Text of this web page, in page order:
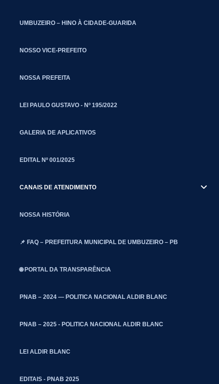
UMBUZEIRO – HINO À CIDADE-GUARIDA
NOSSO VICE-PREFEITO
NOSSA PREFEITA
LEI PAULO GUSTAVO - Nº 195/2022
GALERIA DE APLICATIVOS
EDITAL Nº 001/2025
CANAIS DE ATENDIMENTO
NOSSA HISTÓRIA
📌 FAQ – PREFEITURA MUNICIPAL DE UMBUZEIRO – PB
🌐 PORTAL DA TRANSPARÊNCIA
PNAB – 2024 — POLITICA NACIONAL ALDIR BLANC
PNAB – 2025 - POLITICA NACIONAL ALDIR BLANC
LEI ALDIR BLANC
EDITAIS - PNAB 2025